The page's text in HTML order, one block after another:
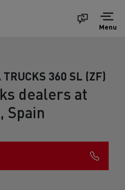
Menu
TRUCKS 360 SL (ZF)
dealers at
Spain